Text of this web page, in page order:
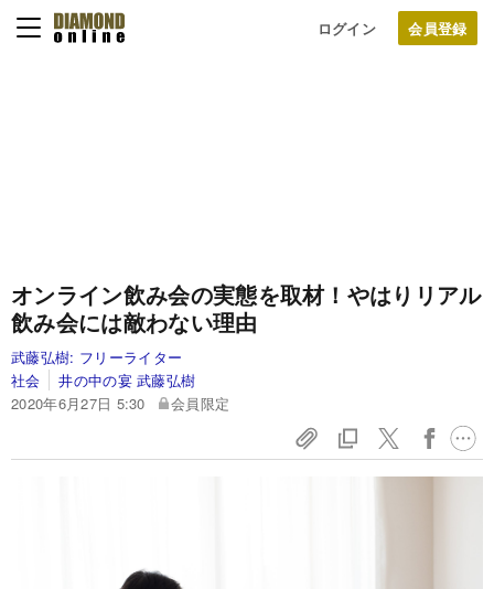
ログイン
オンライン飲み会の実態を取材！やはりリアル
飲み会には敵わない理由
武藤弘樹: フリーライター
社会
井の中の宴 武藤弘樹
2020年6月27日 5:30
会員限定